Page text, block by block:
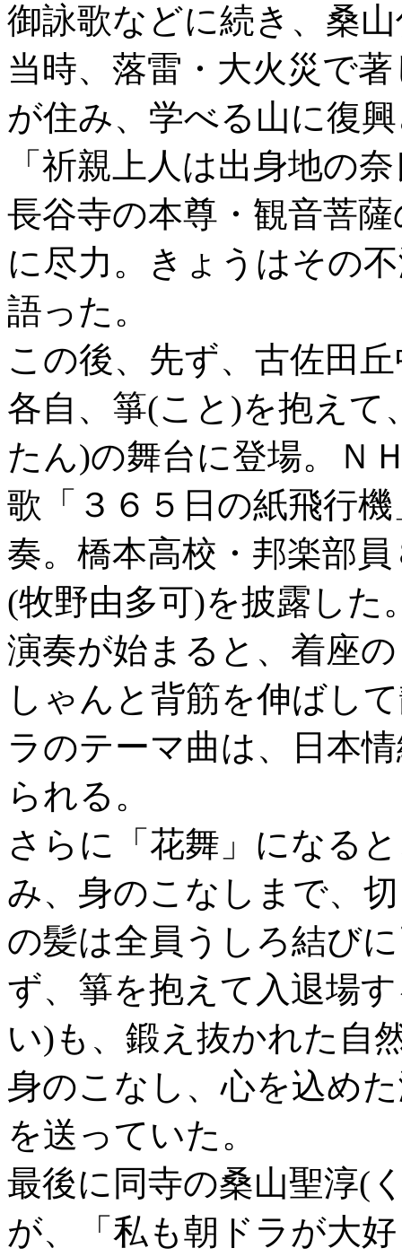
御詠歌などに続き、桑
当時、落雷・大火災で
が住み、学べる山に復
「祈親上人は出身地の
長谷寺の本尊・観音菩
に尽力。きょうはその
語った。
この後、先ず、古佐田
各自、箏(こと)を抱えて
たん)の舞台に登場。Ｎ
歌「３６５日の紙飛行
奏。橋本高校・邦楽部
(牧野由多可)を披露した
演奏が始まると、着座
しゃんと背筋を伸ばし
ラのテーマ曲は、日本
られる。
さらに「花舞」になる
み、身のこなしまで、
の髪は全員うしろ結び
ず、箏を抱えて入退場
い)も、鍛え抜かれた自
身のこなし、心を込め
を送っていた。
最後に同寺の桑山聖淳(
が、「私も朝ドラが大